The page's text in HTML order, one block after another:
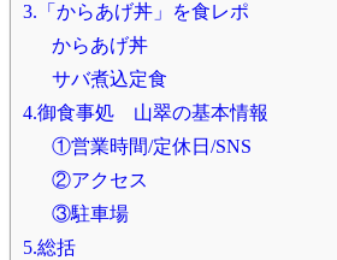
3.「からあげ丼」を食レポ
からあげ丼
サバ煮込定食
4.御食事処 山翠の基本情報
①営業時間/定休日/SNS
②アクセス
③駐車場
5.総括